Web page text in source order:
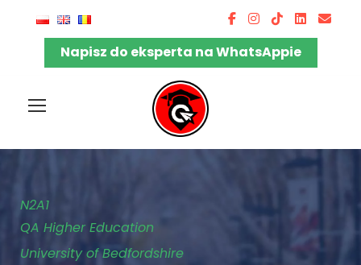
Napisz do eksperta na WhatsAppie
N2A1
QA Higher Education
University of Bedfordshire